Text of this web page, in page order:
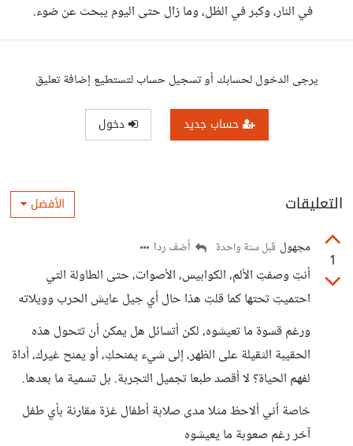
في النار، وكبر في الظل، وما زال حتى اليوم يبحث عن ضوء.
يرجى الدخول لحسابك أو تسجيل حساب لتستطيع إضافة تعليق
حساب جديد دخول
التعليقات الأفضل
1
مجهول قبل سنة واحدة أضف ردا
أنتِ وصفتِ الألم، الكوابيس، الأصوات، حتى الطاولة التي
احتميتِ تحتها كما قلتِ هذا حال أي جيل عايش الحرب وويلاته
ورغم قسوة ما تعيشوه، لكن أتسائل هل يمكن أن تتحول هذه
الحقيبة الثقيلة على الظهر، إلى شيء يمنحكِ، أو يمنح غيرك، أداة
لفهم الحياة؟ لا أقصد طبعا تجميل التجربة. بل تسمية ما بعدها.
خاصة أني ألاحظ مثلا مدى صلابة أطفال غزة مقارنة بأي طفل
آخر رغم صعوبة ما يعيشوه